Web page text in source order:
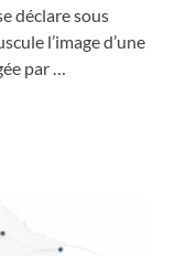
déclare sous
l’image d’une
par …